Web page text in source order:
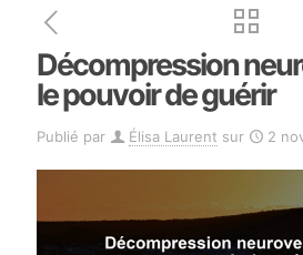
Décompression
le pouvoir de guérir
Publié par Élisa Laurent sur 2